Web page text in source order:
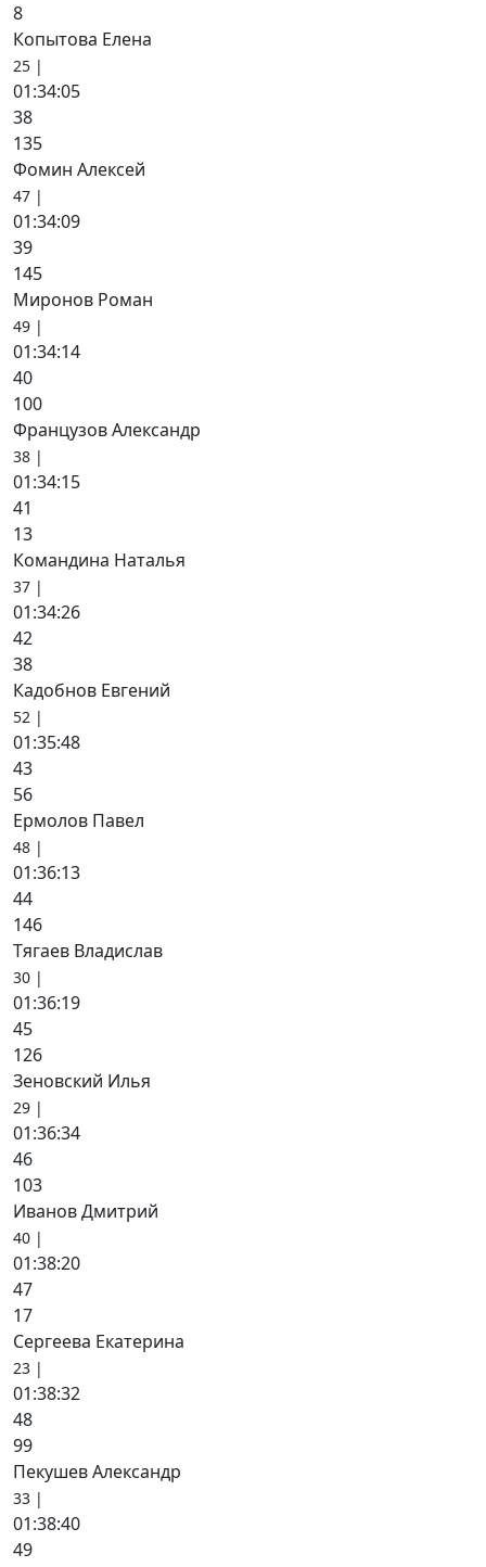
8
Копытова Елена
25 |
01:34:05
38
135
Фомин Алексей
47 |
01:34:09
39
145
Миронов Роман
49 |
01:34:14
40
100
Французов Александр
38 |
01:34:15
41
13
Командина Наталья
37 |
01:34:26
42
38
Кадобнов Евгений
52 |
01:35:48
43
56
Ермолов Павел
48 |
01:36:13
44
146
Тягаев Владислав
30 |
01:36:19
45
126
Зеновский Илья
29 |
01:36:34
46
103
Иванов Дмитрий
40 |
01:38:20
47
17
Сергеева Екатерина
23 |
01:38:32
48
99
Пекушев Александр
33 |
01:38:40
49